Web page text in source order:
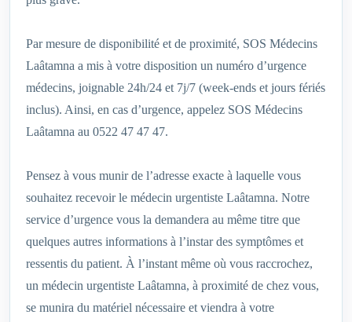
Par mesure de disponibilité et de proximité, SOS Médecins
Laâtamna a mis à votre disposition un numéro d’urgence
médecins, joignable 24h/24 et 7j/7 (week-ends et jours fériés
inclus). Ainsi, en cas d’urgence, appelez SOS Médecins
Laâtamna au 0522 47 47 47.
Pensez à vous munir de l’adresse exacte à laquelle vous
souhaitez recevoir le médecin urgentiste Laâtamna. Notre
service d’urgence vous la demandera au même titre que
quelques autres informations à l’instar des symptômes et
ressentis du patient. À l’instant même où vous raccrochez,
un médecin urgentiste Laâtamna, à proximité de chez vous,
se munira du matériel nécessaire et viendra à votre